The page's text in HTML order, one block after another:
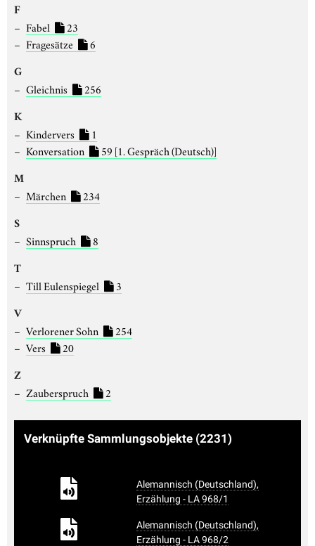
F
Fabel
23
Fragesätze
6
G
Gleichnis 256
K
Kindervers
1
Konversation
59 [1. Gespräch (Deutsch)]
M
Märchen 234
S
Sinnspruch 8
T
Till Eulenspiegel 3
V
Verlorener Sohn
254
Vers
20
Z
Zauberspruch 2
Verknüpfte Sammlungsobjekte (2231)
Alemannisch (Deutschland),
Erzählung - LA 968/1
Alemannisch (Deutschland),
Erzählung - LA 968/2